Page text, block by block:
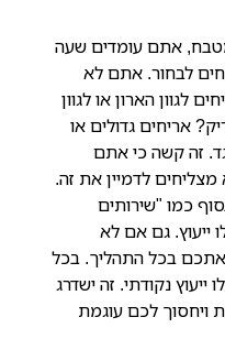
אתם עומדים שעה
לבחור. אתם לא
לגוון הארון או לגוון
אריחים גדולים או
זה קשה כי אתם
לדמיין את זה.
כמו "שירותים
ייעוץ. גם אם לא
בכל התהליך. בכל
נקודתי. זה ישדרג
ויחסוך לכם עוגמת